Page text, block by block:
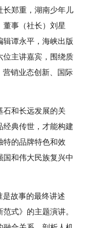
长郑重，湖南少年儿
董事（社长）刘星
谭永平，海峡出版
位主讲嘉宾，围绕质
营销业态创新、国际
石和长远发展的关
经典传世，才能构建
特的品牌特色和效
国和伟大民族复兴中
故事的最终讲述
式》的主题演讲。